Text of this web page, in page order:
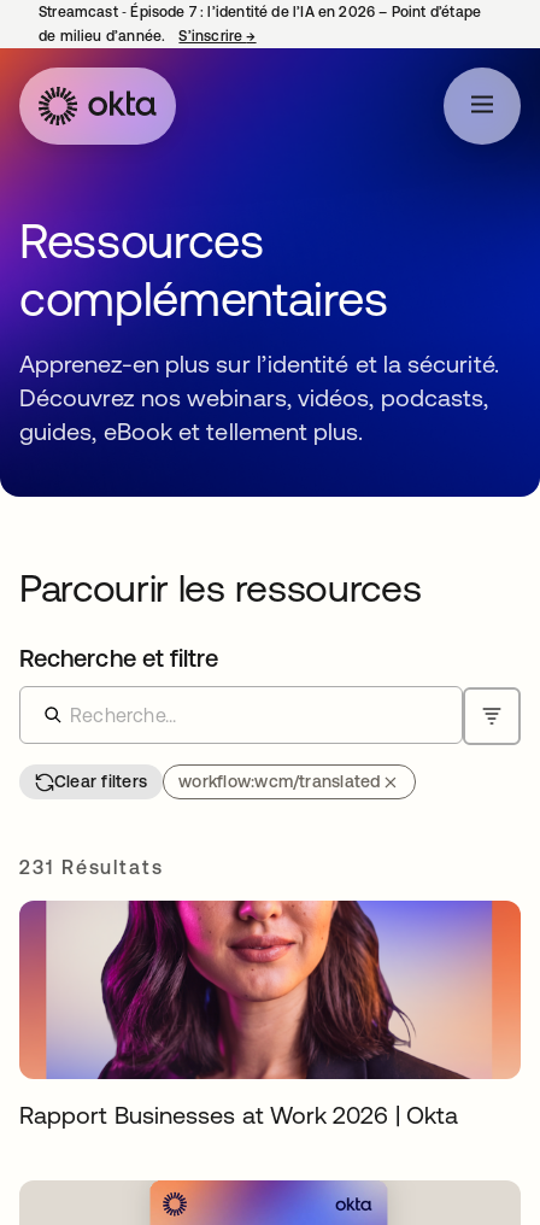
Streamcast ‑ Épisode 7 : l’identité de l’IA en 2026 – Point d’étape
de milieu d’année.
S’inscrire→
Ressources
complémentaires
Apprenez-en plus sur l’identité et la sécurité.
Découvrez nos webinars, vidéos, podcasts,
guides, eBook et tellement plus.
Parcourir les ressources
Recherche et filtre
Clear filters workflow:wcm/translated
231 Résultats
Rapport Businesses at Work 2026 | Okta